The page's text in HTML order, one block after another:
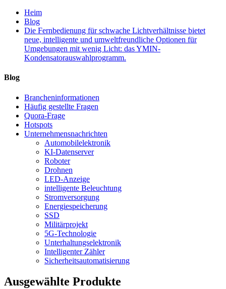
Heim
Blog
Die Fernbedienung für schwache Lichtverhältnisse bietet
neue, intelligente und umweltfreundliche Optionen für
Umgebungen mit wenig Licht: das YMIN-
Kondensatorauswahlprogramm.
Blog
Brancheninformationen
Häufig gestellte Fragen
Quora-Frage
Hotspots
Unternehmensnachrichten
Automobilelektronik
KI-Datenserver
Roboter
Drohnen
LED-Anzeige
intelligente Beleuchtung
Stromversorgung
Energiespeicherung
SSD
Militärprojekt
5G-Technologie
Unterhaltungselektronik
Intelligenter Zähler
Sicherheitsautomatisierung
Ausgewählte Produkte